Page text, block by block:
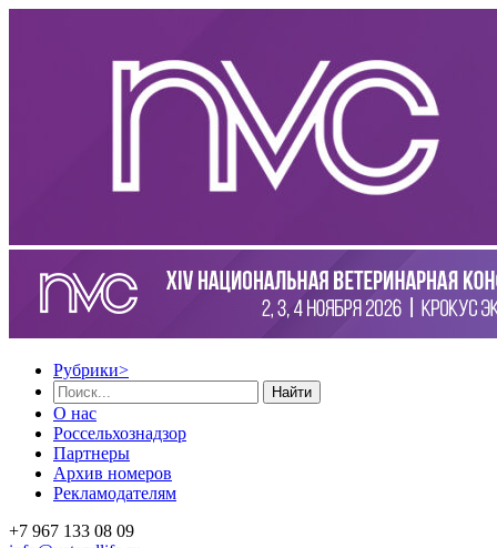
Рубрики>
Найти
О нас
Россельхознадзор
Партнеры
Архив номеров
Рекламодателям
+7 967 133 08 09